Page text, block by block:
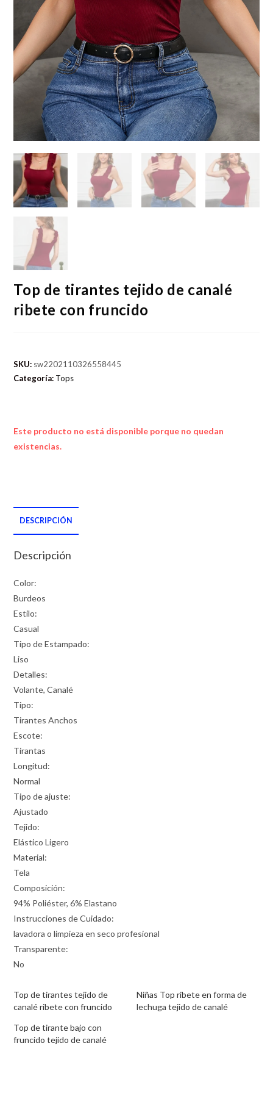
Top de tirantes tejido de canalé
ribete con fruncido
SKU: sw2202110326558445
Categoría: Tops
Este producto no está disponible porque no quedan
existencias.
DESCRIPCIÓN
Descripción
Color:
Burdeos
Estilo:
Casual
Tipo de Estampado:
Liso
Detalles:
Volante, Canalé
Tipo:
Tirantes Anchos
Escote:
Tirantas
Longitud:
Normal
Tipo de ajuste:
Ajustado
Tejido:
Elástico Ligero
Material:
Tela
Composición:
94% Poliéster, 6% Elastano
Instrucciones de Cuidado:
lavadora o limpieza en seco profesional
Transparente:
No
Top de tirantes tejido de
canalé ribete con fruncido
Niñas Top ribete en forma de
lechuga tejido de canalé
Top de tirante bajo con
fruncido tejido de canalé